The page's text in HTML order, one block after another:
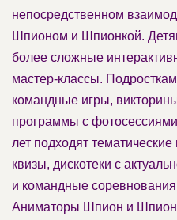
непосредственном
Шпионом и Шпионкой.
более сложные
мастер-классы.
командные игры,
программы с
лет подходят
квизы, дискотеки с
и командные
Аниматоры Шпион и